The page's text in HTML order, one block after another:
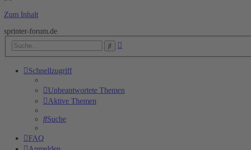
Zum Inhalt
sprinter-forum.de
Suche
Schnellzugriff
Unbeantwortete Themen
Aktive Themen
Suche
FAQ